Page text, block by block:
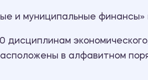
и муниципальные финансы»
в алфавитном